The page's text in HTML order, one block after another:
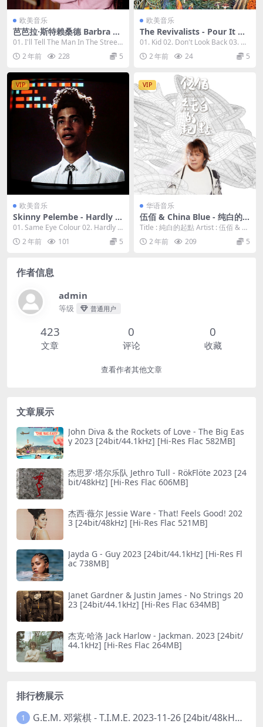
欧美音乐
芭芭拉·斯特赖桑德 Barbra St
reisand - 2023 - Evergreens
- Celebrating Six Decades o
n Columbia Records [24bit/
B]
01. I'll Tell The Man In The Street
[00:...
2 年前 228 5
欧美音乐
The Revivalists - Pour It Ou
t Into The Night 2023 [24Bi
t/96kHz] [Hi-Res Flac 968M
B]
01. Kid 02. Don't Look Back 03. Go
od Old...
2 年前 24 5
VIP
欧美音乐
Skinny Pelembe - Hardly t
he Same Snake 2023 [24Bi
t/48kHz] [Hi-Res Flac 360M
B]
01. Same Eye Colour 02. Hardly t
he Same ...
2 年前 101 5
VIP
华语音乐
伍佰 & China Blue - 纯白的
起点 2023 [24bit/96kHz] [Hi
-Res Flac 929MB]
Title : 純白的起點 Artist : 伍佰 & C
hina Bl...
2 年前 209 5
作者信息
admin
等级 普通用户
423
文章
0
评论
0
收藏
查看作者其他文章
文章展示
John Diva & the Rockets of Love - The Big Eas
y 2023 [24bit/44.1kHz] [Hi-Res Flac 582MB]
杰思罗·塔尔乐队 Jethro Tull - RökFlöte 2023 [24
bit/48kHz] [Hi-Res Flac 606MB]
杰西·薇尔 Jessie Ware - That! Feels Good! 202
3 [24bit/48kHz] [Hi-Res Flac 521MB]
Jayda G - Guy 2023 [24bit/44.1kHz] [Hi-Res Fl
ac 738MB]
Janet Gardner & Justin James - No Striпgs 20
23 [24bit/44.1kHz] [Hi-Res Flac 634MB]
杰克·哈洛 Jack Harlow - Jackman. 2023 [24bit/
44.1kHz] [Hi-Res Flac 264MB]
排行榜展示
1 G.E.M. 邓紫棋 - T.I.M.E. 2023-11-26 [24bit/48kHz] [Hi-Res Flac 313MB]